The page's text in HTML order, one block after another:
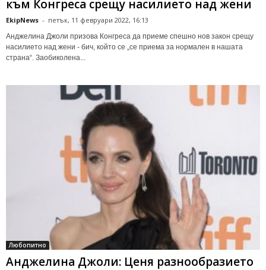
към Конгреса срещу насилието над жени
EkipNews - петък, 11 февруари 2022, 16:13
Анджелина Джоли призова Конгреса да приеме спешно нов закон срещу
насилието над жени - бич, който се „се приема за нормален в нашата
страна“. Заобиколена...
Любопитно
Анджелина Джоли: Ценя разнообразието